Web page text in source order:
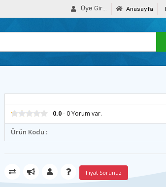
Üye Girişi Anasayfa
0.0- 0 Yorum var.
Ürün Kodu :
Fiyat Sorunuz